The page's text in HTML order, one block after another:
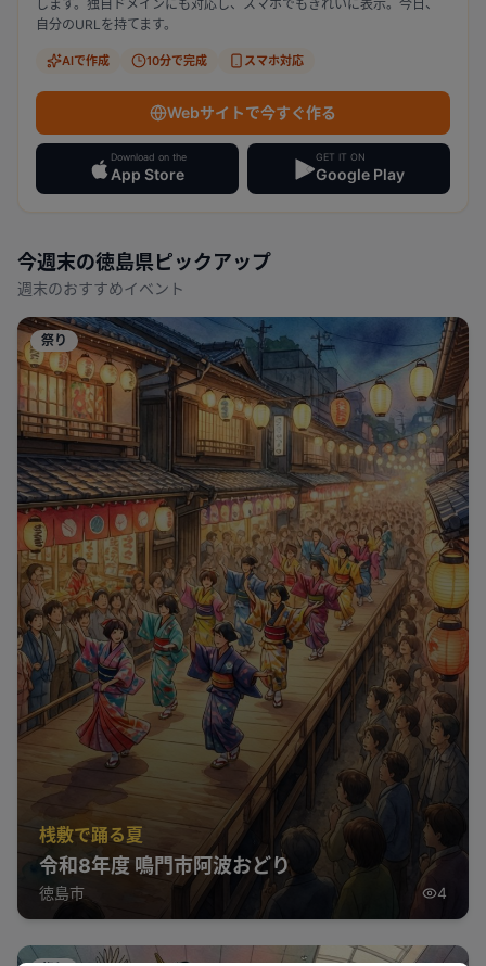
します。独自ドメインにも対応し、スマホでもきれいに表示。今日、
自分のURLを持てます。
AIで作成 10分で完成 スマホ対応
Webサイトで今すぐ作る
Download on the
App Store
GET IT ON
Google Play
今週末の徳島県 ピックアップ
週末のおすすめイベント
祭り
桟敷で踊る夏
令和8年度 鳴門市阿波おどり
徳島市 4